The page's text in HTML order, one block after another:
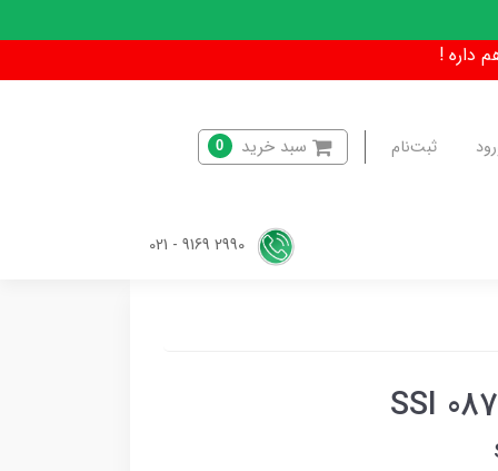
ثبت‌نام سبد خرید 0